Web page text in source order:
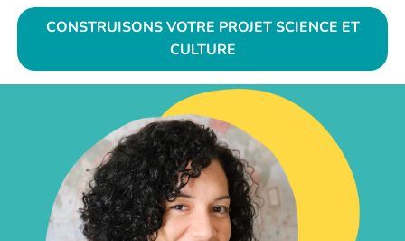
CONSTRUISONS VOTRE PROJET SCIENCE ET
CULTURE